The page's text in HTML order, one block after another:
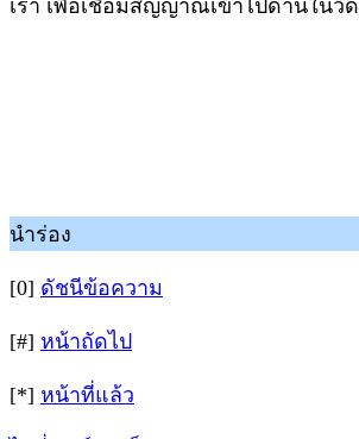
เรา เพื่อเชื่อมสัญญาณเข้าไปด้านในวัด
นำร่อง
[0] ดัชนีข้อความ
[#] หน้าถัดไป
[*] หน้าที่แล้ว